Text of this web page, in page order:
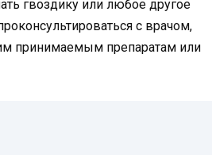
гвоздику или любое другое
с врачом,
принимаемым препаратам или